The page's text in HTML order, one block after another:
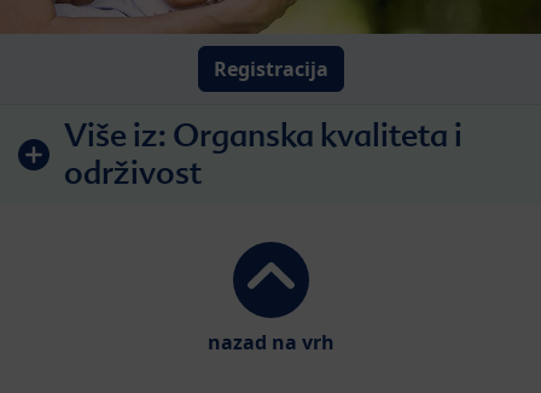
Registracija
Više iz: Organska kvaliteta i
održivost
nazad na vrh